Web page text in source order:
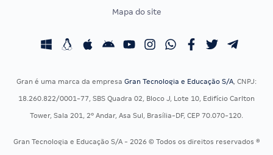
Concursos Fiscais
Residência Multiprofissional
Calendário OAB
Mapa do site
Gran é uma marca da empresa Gran Tecnologia e Educação S/A, CNPJ:
18.260.822/0001-77, SBS Quadra 02, Bloco J, Lote 10, Edifício Carlton
Tower, Sala 201, 2º Andar, Asa Sul, Brasília-DF, CEP 70.070-120.
Gran Tecnologia e Educação S/A - 2026 © Todos os direitos reservados ®